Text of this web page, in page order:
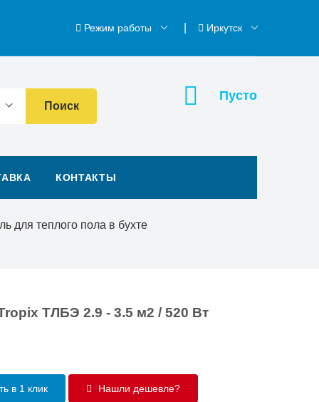
Режим работы Иркутск
Поиск
КОНТАКТЫ
Пусто
для теплого пола в бухте
ТЛБЭ 2.9 - 3.5 м2 / 520 Вт
в 1 клик Нашли дешевле?